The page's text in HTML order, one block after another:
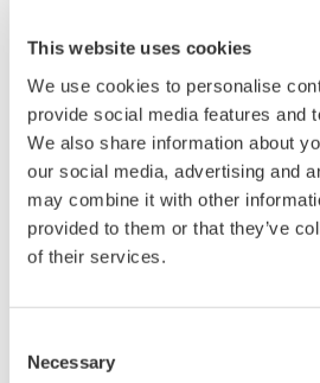
This website uses cookies
We use cookies to personalise
provide social media features and
We also share information about
our social media, advertising and
may combine it with other
provided to them or that they’ve
of their services.
Selection
Necessary
電機集團的其他公司合作完成。
這些卡俥裝載碼頭的自動化不僅滿足了
求，而且符合M.B.Lal委員會
發布的報告
機(印度)有限公司之所以能從競爭者中脫
該項目，是因為它提供M.B. Lal委員會報
強烈展示了以客戶為核心的理念，在提
俥服務方面有優良的業績記錄。BPCL將